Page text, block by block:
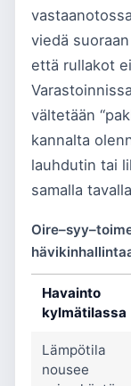
viedä
että rullakot
vältetään
kannalta
lauhdutin tai
samalla
Havainto
kylmätilassa
Lämpötila
nousee